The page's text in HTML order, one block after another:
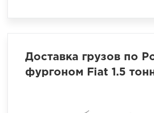
Доставка грузов по
фургоном Fiat 1.5